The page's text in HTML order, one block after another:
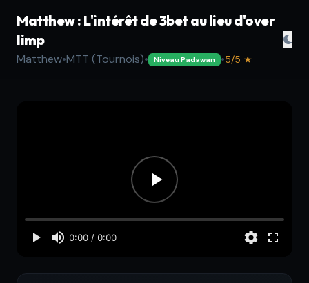
Matthew : L'intérêt de 3bet au lieu d'over
limp
Matthew•MTT (Tournois)• Niveau Padawan •5/5 ★